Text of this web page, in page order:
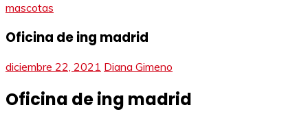
mascotas
Oficina de ing madrid
diciembre 22, 2021 Diana Gimeno
Oficina de ing madrid